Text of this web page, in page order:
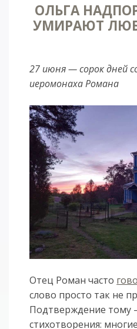
ОЛЬГА
УМИРАЮТ
27 июня — сорок дней
иеромонаха Романа
Отец Роман часто
слово просто так не
Подтверждение тому
стихотворения: